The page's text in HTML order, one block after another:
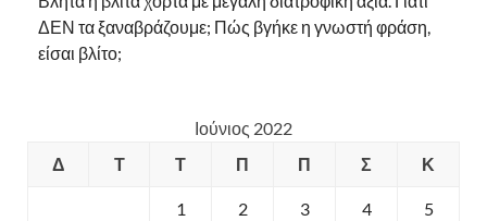
ΔΕΝ τα ξαναβράζουμε; Πώς βγήκε η γνωστή φράση,
είσαι βλίτο;
Ιούνιος 2022
Δ
Τ Τ Π Π Σ Κ
1 2 3 4 5